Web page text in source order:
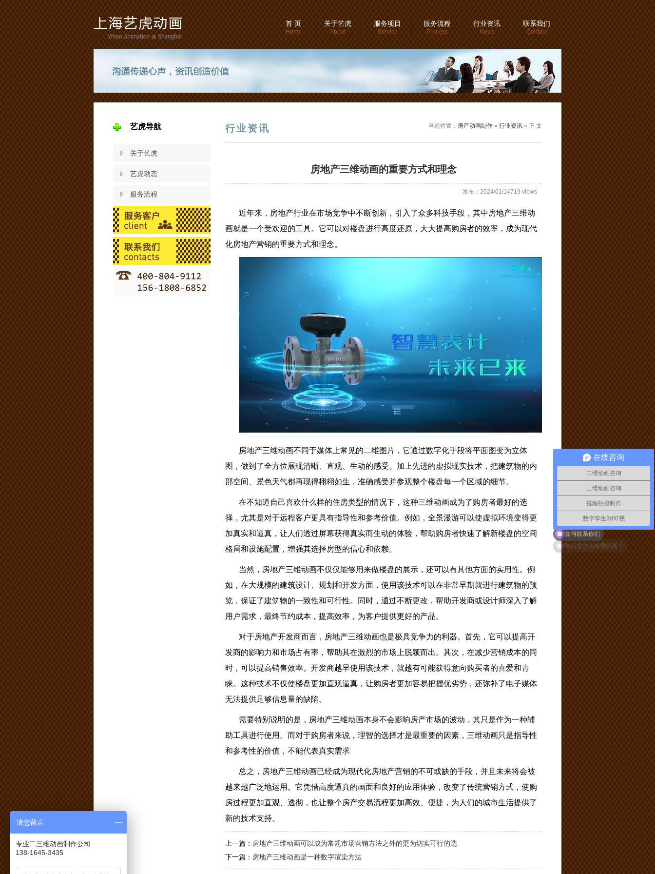
首 页
Home
关于艺虎
About
服务项目
Service
服务流程
Process
行业资讯
News
联系我们
Contact
艺虎导航
关于艺虎
艺虎动态
服务流程
行业资讯 当前位置： 房产动画制作 » 行业资讯 » 正 文
房地产三维动画的重要方式和理念
发布：2024/01/14719 views
近年来，房地产行业在市场竞争中不断创新，引入了众多科技手段，其中房地产三维动
画就是一个受欢迎的工具。它可以对楼盘进行高度还原，大大提高购房者的效率，成为现代
化房地产营销的重要方式和理念。
房地产三维动画不同于媒体上常见的二维图片，它通过数字化手段将平面图变为立体
图，做到了全方位展现清晰、直观、生动的感受。加上先进的虚拟现实技术，把建筑物的内
部空间、景色天气都再现得栩栩如生，准确感受并参观整个楼盘每一个区域的细节。
在不知道自己喜欢什么样的住房类型的情况下，这种三维动画成为了购房者最好的选
择，尤其是对于远程客户更具有指导性和参考价值。例如，全景漫游可以使虚拟环境变得更
加真实和逼真，让人们透过屏幕获得真实而生动的体验，帮助购房者快速了解新楼盘的空间
格局和设施配置，增强其选择房型的信心和依赖。
当然，房地产三维动画不仅仅能够用来做楼盘的展示，还可以有其他方面的实用性。例
如，在大规模的建筑设计、规划和开发方面，使用该技术可以在非常早期就进行建筑物的预
览，保证了建筑物的一致性和可行性。同时，通过不断更改，帮助开发商或设计师深入了解
用户需求，最终节约成本，提高效率，为客户提供更好的产品。
对于房地产开发商而言，房地产三维动画也是极具竞争力的利器。首先，它可以提高开
发商的影响力和市场占有率，帮助其在激烈的市场上脱颖而出。其次，在减少营销成本的同
时，可以提高销售效率。开发商越早使用该技术，就越有可能获得意向购买者的喜爱和青
睐。这种技术不仅使楼盘更加直观逼真，让购房者更加容易把握优劣势，还弥补了电子媒体
无法提供足够信息量的缺陷。
需要特别说明的是，房地产三维动画本身不会影响房产市场的波动，其只是作为一种辅
助工具进行使用。而对于购房者来说，理智的选择才是最重要的因素，三维动画只是指导性
和参考性的价值，不能代表真实需求
总之，房地产三维动画已经成为现代化房地产营销的不可或缺的手段，并且未来将会被
越来越广泛地运用。它凭借高度逼真的画面和良好的应用体验，改变了传统营销方式，使购
房过程更加直观、透彻，也让整个房产交易流程更加高效、便捷，为人们的城市生活提供了
新的技术支持。
上一篇： 房地产三维动画可以成为常规市场营销方法之外的更为切实可行的选
下一篇： 房地产三维动画是一种数字渲染方法
在线咨询
二维动画咨询
三维动画咨询
视频拍摄制作
数字孪生3d可视
如何联系你们
请您留言
专业二三维动画制作公司
138-1645-3435